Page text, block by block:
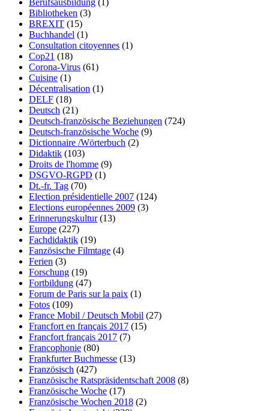
Berufsausbildung (1)
Bibliotheken (3)
BREXIT (15)
Buchhandel (1)
Consultation citoyennes (1)
Cop21 (18)
Corona-Virus (61)
Cuisine (1)
Décentralisation (1)
DELF (18)
Deutsch (21)
Deutsch-französische Beziehungen (724)
Deutsch-französische Woche (9)
Dictionnaire /Wörterbuch (2)
Didaktik (103)
Droits de l'homme (9)
DSGVO-RGPD (1)
Dt.-fr. Tag (70)
Election présidentielle 2007 (124)
Elections européennes 2009 (3)
Erinnerungskultur(13)
Europe (227)
Fachdidaktik (19)
Fanzösische Filmtage (4)
Ferien (3)
Forschung (19)
Fortbildung (47)
Forum de Paris sur la paix (1)
Fotos (109)
France Mobil / Deutsch Mobil (27)
Francfort en français 2017 (15)
Francfort français 2017 (7)
Francophonie (80)
Frankfurter Buchmesse (13)
Französisch (427)
Französische Ratspräsidentschaft 2008 (8)
Französische Woche (17)
Französische Wochen 2018 (2)